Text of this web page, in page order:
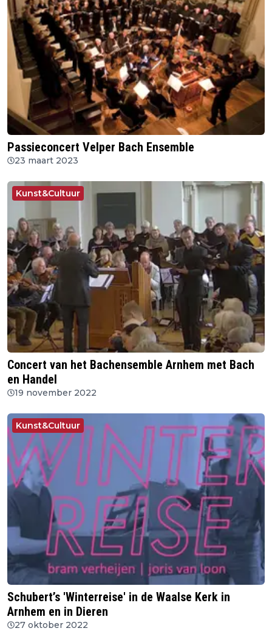
Passieconcert Velper Bach Ensemble
23 maart 2023
Kunst&Cultuur
Concert van het Bachensemble Arnhem met Bach
en Handel
19 november 2022
Kunst&Cultuur
Schubert’s 'Winterreise' in de Waalse Kerk in
Arnhem en in Dieren
27 oktober 2022